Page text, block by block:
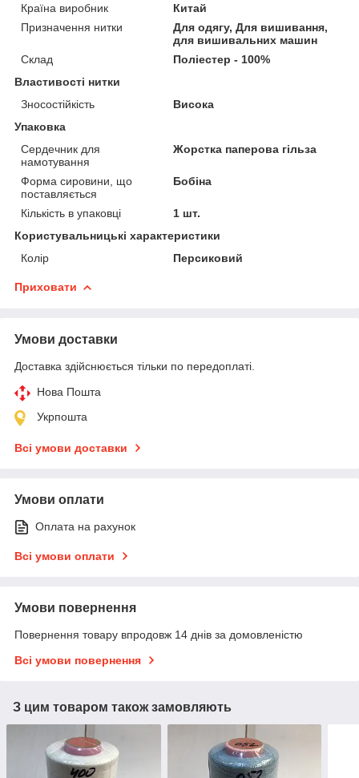
Країна виробник
Китай
Призначення нитки
Для одягу, Для вишивання,
для вишивальних машин
Склад
Поліестер - 100%
Властивості нитки
Зносостійкість
Висока
Упаковка
Сердечник для
намотування
Жорстка паперова гільза
Форма сировини, що
поставляється
Бобіна
Кількість в упаковці
1 шт.
Користувальницькі характеристики
Колір
Персиковий
Приховати
Умови доставки
Доставка здійснюється тільки по передоплаті.
Нова Пошта
Укрпошта
Всі умови доставки
Умови оплати
Оплата на рахунок
Всі умови оплати
Умови повернення
Повернення товару впродовж 14 днів за домовленістю
Всі умови повернення
З цим товаром також замовляють